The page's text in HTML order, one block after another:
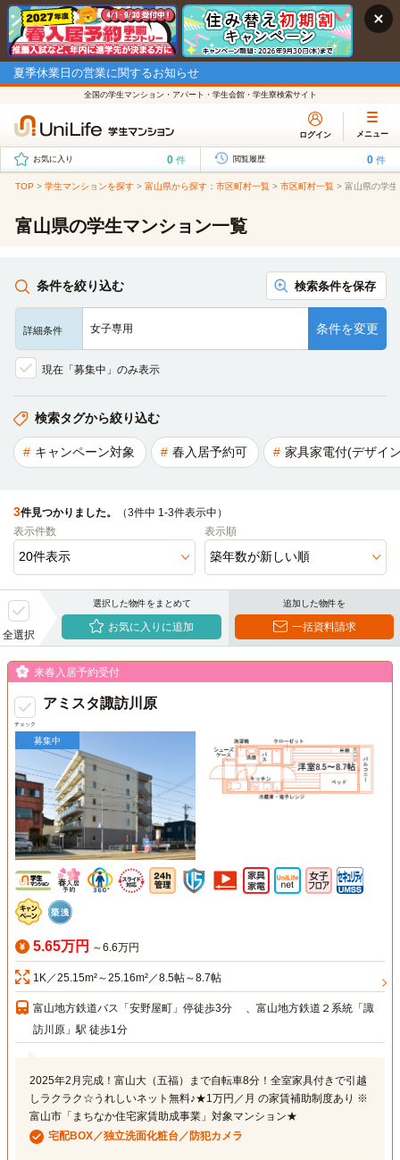
夏季休業日の営業に関するお知らせ
全国の学生マンション・アパート・学生会館・学生寮検索サイト
ログイン メニュー
お気に入り 0 件 閲覧履歴 0 件
TOP > 学生マンションを探す > 富山県から探す：市区町村一覧 > 市区町村一覧 > 富山県の学
富山県の学生マンション一覧
条件を絞り込む 検索条件を保存
詳細条件 女子専用 条件を変更
現在「募集中」のみ表示
検索タグから絞り込む
キャンペーン対象 春入居予約可 家具家電付(デザイ
3件見つかりました。
（3件中 1-3件表示中）
表示件数
表示順
全選択
選択した物件をまとめて
お気に入りに追加
追加した物件を
一括資料請求
チェック
来春入居予約受付
アミスタ諏訪川原
募集中
5.65万円 ～6.6万円
1K／25.15m²～25.16m²／8.5帖～8.7帖
富山地方鉄道バス「安野屋町」停徒歩3分 、富山地方鉄道２系統「諏
訪川原」駅 徒歩1分
2025年2月完成！富山大（五福）まで自転車8分！全室家具付きで引越
しラクラク☆うれしいネット無料♪★1万円／月 の家賃補助制度あり ※
富山市「まちなか住宅家賃助成事業」対象マンション★
宅配BOX／独立洗面化粧台／防犯カメラ